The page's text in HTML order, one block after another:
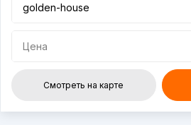
Цена
Смотреть на карте